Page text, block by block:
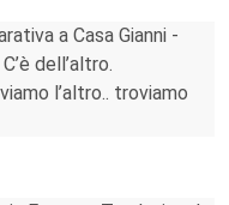
a Casa Gianni -
dell’altro.
l’altro.. troviamo